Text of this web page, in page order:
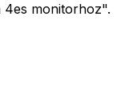
4es monitorhoz".